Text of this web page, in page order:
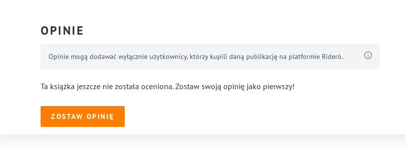
OPINIE
Opinie mogą dodawać wyłącznie użytkownicy, którzy kupili daną publikację na platformie Riderò.
Ta książka jeszcze nie została oceniona. Zostaw swoją opinię jako pierwszy!
ZOSTAW OPINIĘ